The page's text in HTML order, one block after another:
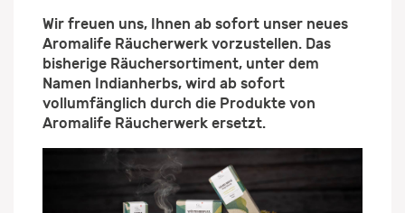
Wir freuen uns, Ihnen ab sofort unser neues
Aromalife Räucherwerk vorzustellen. Das
bisherige Räuchersortiment, unter dem
Namen Indianherbs, wird ab sofort
vollumfänglich durch die Produkte von
Aromalife Räucherwerk ersetzt.